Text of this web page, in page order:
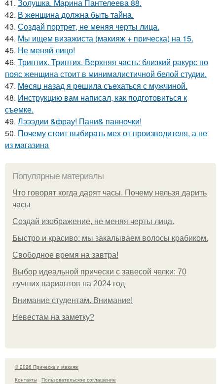
41. Золушка. Марина Пантелеева 88.
42. В женщина должна быть тайна.
43. Создай портрет, не меняя черты лица.
44. Мы ищем визажиста (макияж + прическа) на 15.
45. Не меняй лицо!
46. Триптих. Триптих. Верхняя часть: близкий ракурс по
пояс женщина стоит в минималистичной белой студии.
47. Мeсяц нaзад я рeшила съeхаться с мужчиной.
48. Инструкцию вам написал, как подготовиться к
съемке.
49. Лэээдии &фрау! Пани& панночки!
50. Почему стоит выбирать мех от производителя, а не
из магазина
Популярные материалы
Что говорят когда дарят часы. Почему нельзя дарить
часы
Создай изображение, не меняя черты лица.
Быстро и красиво: мы закалываем волосы крабиком.
Свободное время на завтра!
Выбор идеальной прически с завесой челки: 70
лучших вариантов на 2024 год
Внимание студентам. Внимание!
Невестам на заметку?
© 2026 Прическа и макияж
Контакты
Пользовательское соглашение